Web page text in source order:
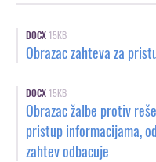
DOCX15KB
Obrazac zahteva za
DOCX15KB
Obrazac žalbe protiv
pristup informacijama,
zahtev odbacuje